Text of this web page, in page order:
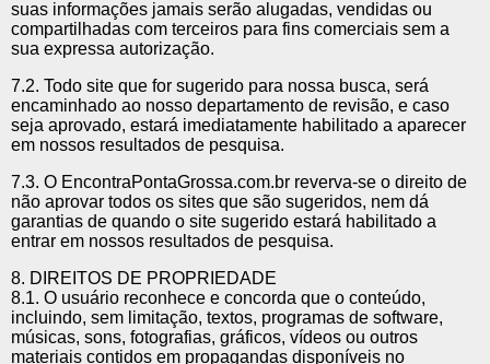
suas informações jamais serão alugadas, vendidas ou
compartilhadas com terceiros para fins comerciais sem a
sua expressa autorização.
7.2. Todo site que for sugerido para nossa busca, será
encaminhado ao nosso departamento de revisão, e caso
seja aprovado, estará imediatamente habilitado a aparecer
em nossos resultados de pesquisa.
7.3. O EncontraPontaGrossa.com.br reverva-se o direito de
não aprovar todos os sites que são sugeridos, nem dá
garantias de quando o site sugerido estará habilitado a
entrar em nossos resultados de pesquisa.
8. DIREITOS DE PROPRIEDADE
8.1. O usuário reconhece e concorda que o conteúdo,
incluindo, sem limitação, textos, programas de software,
músicas, sons, fotografias, gráficos, vídeos ou outros
materiais contidos em propagandas disponíveis no